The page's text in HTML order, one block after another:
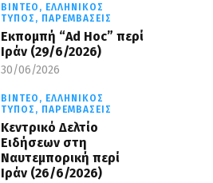
ΒΊΝΤΕΟ, ΕΛΛΗΝΙΚΌΣ
ΤΎΠΟΣ, ΠΑΡΕΜΒΆΣΕΙΣ
Εκπομπή “Ad Hoc” περί
Iράν (29/6/2026)
30/06/2026
ΒΊΝΤΕΟ, ΕΛΛΗΝΙΚΌΣ
ΤΎΠΟΣ, ΠΑΡΕΜΒΆΣΕΙΣ
Κεντρικό Δελτίο
Ειδήσεων στη
Ναυτεμπορική περί
Iράν (26/6/2026)